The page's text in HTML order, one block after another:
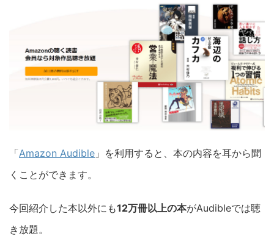
「Amazon Audible 」を利用すると、本の内容を耳から聞
くことができます。
今回紹介した本以外にも12万冊以上の本がAudibleでは聴
き放題。